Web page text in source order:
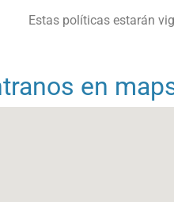
Estas políticas estarán
en